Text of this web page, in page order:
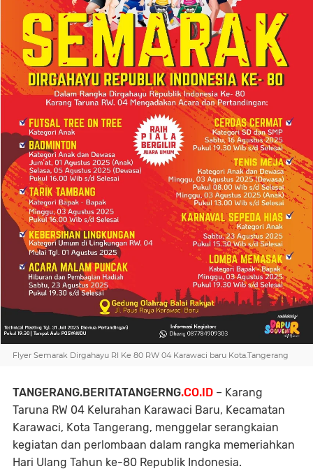
Flyer Semarak Dirgahayu RI Ke 80 RW 04 Karawaci baru Kota.Tangerang
TANGERANG.BERITATANGERNG.CO.ID – Karang
Taruna RW 04 Kelurahan Karawaci Baru, Kecamatan
Karawaci, Kota Tangerang, menggelar serangkaian
kegiatan dan perlombaan dalam rangka memeriahkan
Hari Ulang Tahun ke-80 Republik Indonesia.